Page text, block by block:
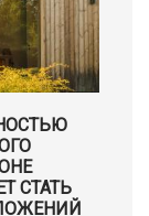
СТАТЬ